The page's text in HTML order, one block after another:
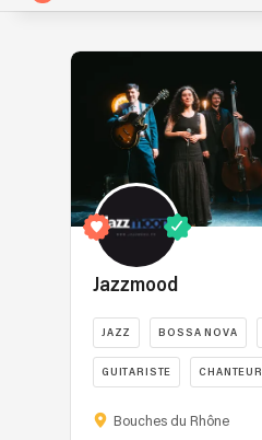
Jazzmood
JAZZ BOSSA NOVA
GUITARISTE CHANTEUR
est
Bouches du Rhône